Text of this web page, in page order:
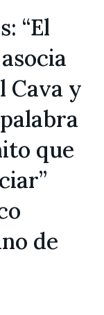
“El
Cava y
que
de